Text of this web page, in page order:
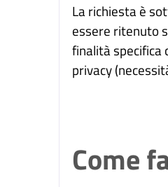
La richiesta è
essere ritenuto
finalità specifica
privacy
Come